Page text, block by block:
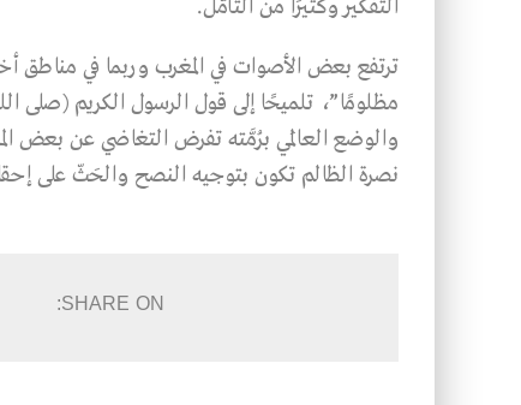
التفكير وكثيرًا من التأمُّل.
ترتفع بعض الأصوات في المغرب وربما في مناطق
مظلومًا”، تلميحًا إلى قول الرسول الكريم (صلى
والوضع العالَمي برُمَّته تفرض التغاضي عن بعض
نصرة الظالم تكون بتوجيه النصح والحَثّ على
SHARE ON: